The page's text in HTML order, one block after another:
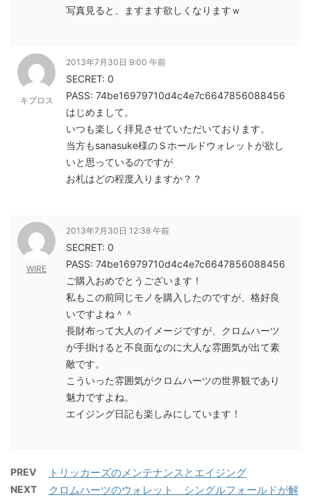
写真見ると、ますます欲しくなりますｗ
キプロス
2013年7月30日 9:00 午前
SECRET: 0
PASS: 74be16979710d4c4e7c6647856088456
はじめまして。
いつも楽しく拝見させていただいております。
当方もsanasuke様のＳホールドウォレットが欲し
いと思っているのですが
お札はどの程度入りますか？？
WIRE
2013年7月30日 12:38 午前
SECRET: 0
PASS: 74be16979710d4c4e7c6647856088456
ご購入おめでとうございます！
私もこの前同じモノを購入したのですが、格好良
いですよね＾＾
長財布って大人のイメージですが、クロムハーツ
が手掛けると不良面なのに大人な雰囲気が出て素
敵です。
こういった雰囲気がクロムハーツの世界観であり
魅力ですよね。
エイジング日記も楽しみにしています！
PREV トリッカーズのメンテナンスとエイジング
NEXT
クロムハーツのウォレット シングルフォールドが解